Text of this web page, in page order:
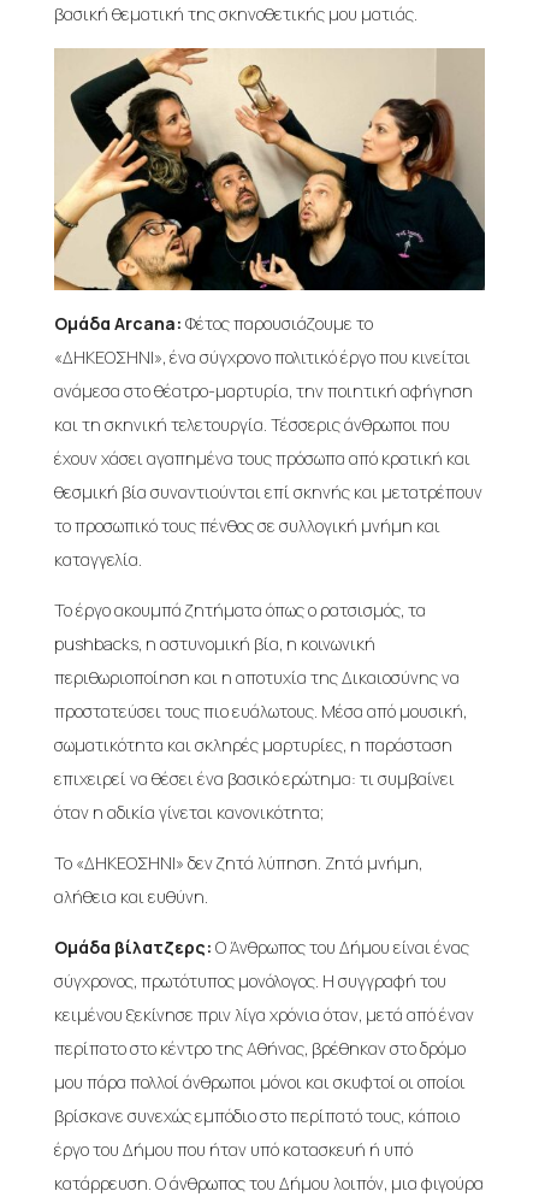
βασική θεματική της σκηνοθετικής μου ματιάς.
Ομάδα Arcana: Φέτος παρουσιάζουμε το
«ΔΗΚΕΟΣΗΝΙ», ένα σύγχρονο πολιτικό έργο που κινείται
ανάμεσα στο θέατρο-μαρτυρία, την ποιητική αφήγηση
και τη σκηνική τελετουργία. Τέσσερις άνθρωποι που
έχουν χάσει αγαπημένα τους πρόσωπα από κρατική και
θεσμική βία συναντιούνται επί σκηνής και μετατρέπουν
το προσωπικό τους πένθος σε συλλογική μνήμη και
καταγγελία.
Το έργο ακουμπά ζητήματα όπως ο ρατσισμός, τα
pushbacks, η αστυνομική βία, η κοινωνική
περιθωριοποίηση και η αποτυχία της Δικαιοσύνης να
προστατεύσει τους πιο ευάλωτους. Μέσα από μουσική,
σωματικότητα και σκληρές μαρτυρίες, η παράσταση
επιχειρεί να θέσει ένα βασικό ερώτημα: τι συμβαίνει
όταν η αδικία γίνεται κανονικότητα;
Το «ΔΗΚΕΟΣΗΝΙ» δεν ζητά λύπηση. Ζητά μνήμη,
αλήθεια και ευθύνη.
Ομάδα βίλατζερς: Ο Άνθρωπος του Δήμου είναι ένας
σύγχρονος, πρωτότυπος μονόλογος. Η συγγραφή του
κειμένου ξεκίνησε πριν λίγα χρόνια όταν, μετά από έναν
περίπατο στο κέντρο της Αθήνας, βρέθηκαν στο δρόμο
μου πάρα πολλοί άνθρωποι μόνοι και σκυφτοί οι οποίοι
βρίσκανε συνεχώς εμπόδιο στο περίπατό τους, κάποιο
έργο του Δήμου που ήταν υπό κατασκευή ή υπό
κατάρρευση. Ο άνθρωπος του Δήμου λοιπόν, μια φιγούρα